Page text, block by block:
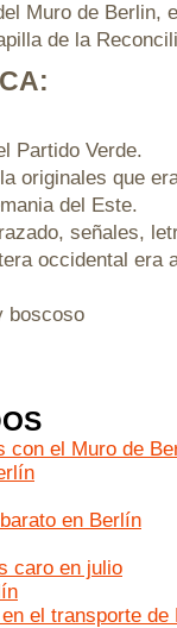
Muro de Berlin,
de la
Partido Verde.
originales que
del Este.
señales,
occidental era
boscoso
con el Muro de
en Berlín
caro en julio
el transporte de